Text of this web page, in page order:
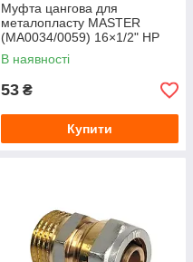
Муфта цангова для
металопласту MASTER
(MA0034/0059) 16×1/2" НР
В наявності
53 ₴
Купити